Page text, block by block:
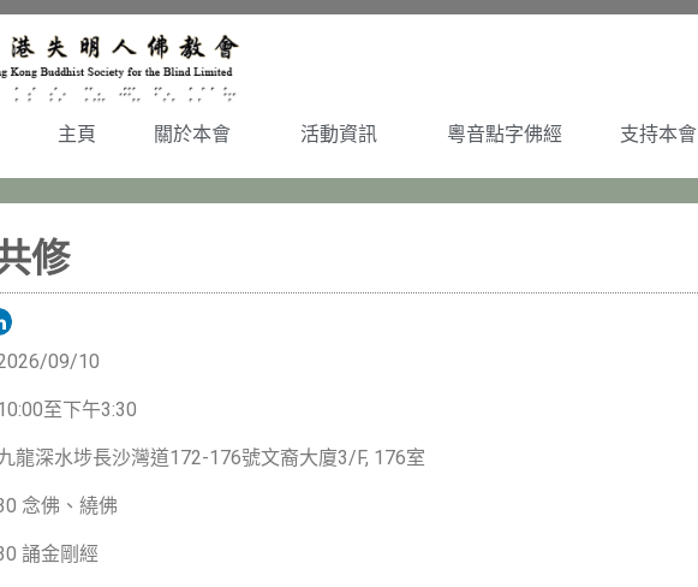
主頁
關於本會 活動資訊 粵音點字佛經 支持本會
修
09/10
至下午3:30
龍深水埗長沙灣道172-176號文裔大廈3/F, 176室
念佛、繞佛
誦金剛經